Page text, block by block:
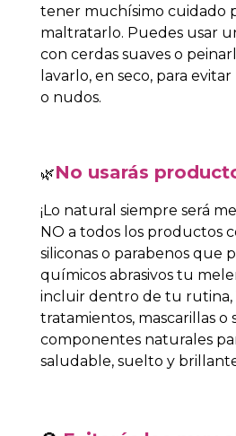
tener muchísimo cuidado
maltratarlo. Puedes usar
con cerdas suaves o
lavarlo, en seco, para
o nudos.
🌿No usarás
¡Lo natural siempre será
NO a todos los productos
siliconas o parabenos que
químicos abrasivos tu
incluir dentro de tu rutina,
tratamientos, mascarillas o
componentes naturales
saludable, suelto y